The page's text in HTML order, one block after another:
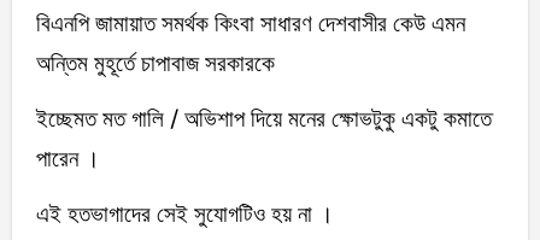
বিএনপি জামায়াত সমর্থক কিংবা সাধারণ দেশবাসীর কেউ এমন
অন্তিম মুহূর্তে চাপাবাজ সরকারকে
ইচ্ছেমত মত গালি / অভিশাপ দিয়ে মনের ক্ষোভটুকু একটু কমাতে
পারেন ।
এই হতভাগাদের সেই সুযোগটিও হয় না ।